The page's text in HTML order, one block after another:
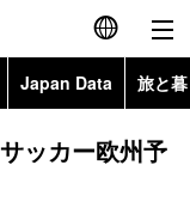
English
简体字
Japan Data 旅と
Topics
ッカー欧州予